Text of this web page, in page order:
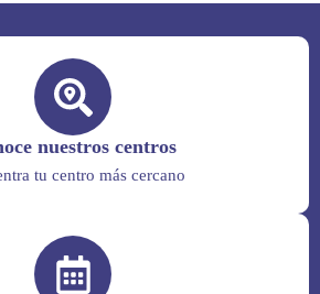
nuestros centros
tu centro más cercano